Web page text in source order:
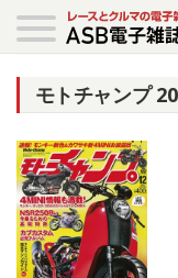
モトチャンプ